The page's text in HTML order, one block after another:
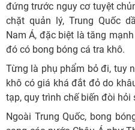
đứng trước nguy cơ tuyệt
chặt quản lý, Trung Quốc
Nam Á, đặc biệt là tăng
đó có bong bóng cá tra khô.
Từng là phụ phẩm bỏ đi, tuy
khô có giá khá đắt đỏ do
tạp, quy trình chế biến đòi
Ngoài Trung Quốc, bong